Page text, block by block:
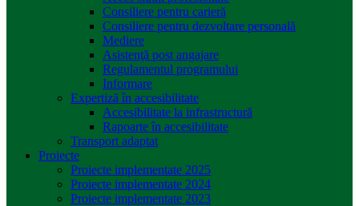
Consiliere pentru carieră
Consiliere pentru dezvoltare personală
Mediere
Asistenţă post angajare
Regulamentul programului
Informare
Expertiză în accesibilitate
Accesibilitate la infrastructură
Rapoarte în accesibilitate
Transport adaptat
Proiecte
Proiecte implementate 2025
Proiecte implementate 2024
Proiecte implementate 2023